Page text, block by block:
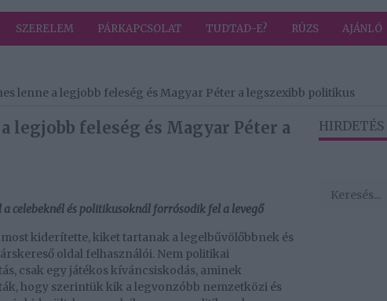
SZERELEM PÁRKAPCSOLAT TUDTAD-E? RÚZS AJÁNLÓ
lenne a legjobb feleség és Magyar Péter a legszexibb politikus
legjobb feleség és Magyar Péter a
celebeknél és politikusoknál forrósodik fel a levegő
kiderítette, kiket tartanak a legelbűvölőbbnek és
oldal felhasználói. Nem politikai
csak egy játékos kíváncsiskodás, aminek
hogy szerintük kik a legvonzóbb nemzetközi és
HIRDETÉS